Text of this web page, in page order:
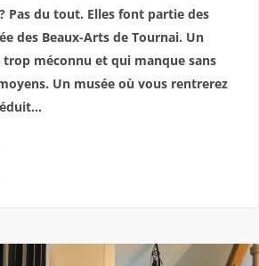
Pas du tout. Elles font partie des
des Beaux-Arts de Tournai. Un
trop méconnu et qui manque sans
Un musée où vous rentrerez